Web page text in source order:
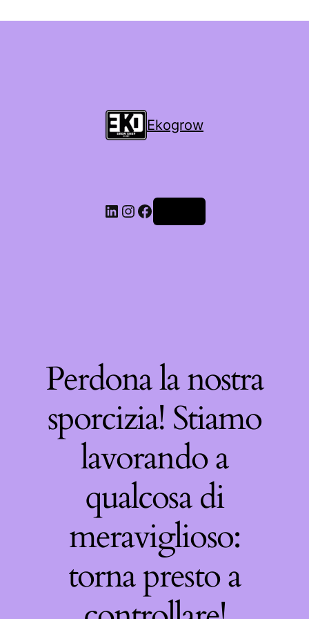
Ekogrow
Perdona la nostra
sporcizia! Stiamo
lavorando a
qualcosa di
meraviglioso:
torna presto a